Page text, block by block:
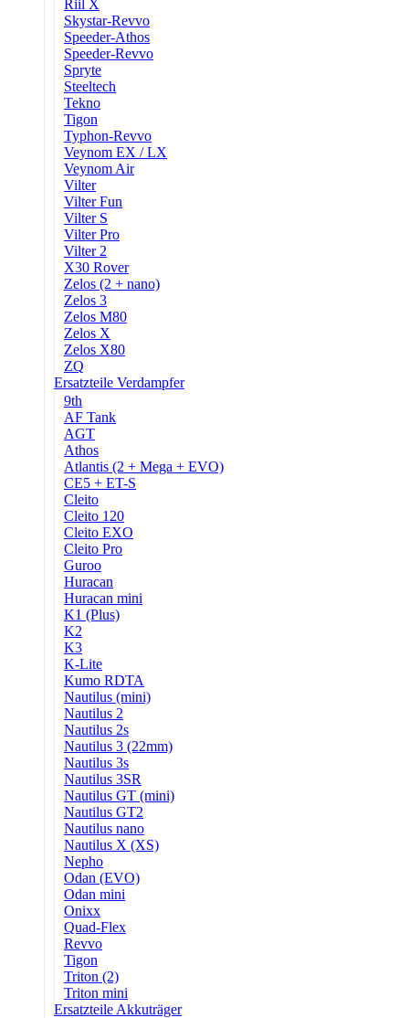
Riil X
Skystar-Revvo
Speeder-Athos
Speeder-Revvo
Spryte
Steeltech
Tekno
Tigon
Typhon-Revvo
Veynom EX / LX
Veynom Air
Vilter
Vilter Fun
Vilter S
Vilter Pro
Vilter 2
X30 Rover
Zelos (2 + nano)
Zelos 3
Zelos M80
Zelos X
Zelos X80
ZQ
Ersatzteile Verdampfer
9th
AF Tank
AGT
Athos
Atlantis (2 + Mega + EVO)
CE5 + ET-S
Cleito
Cleito 120
Cleito EXO
Cleito Pro
Guroo
Huracan
Huracan mini
K1 (Plus)
K2
K3
K-Lite
Kumo RDTA
Nautilus (mini)
Nautilus 2
Nautilus 2s
Nautilus 3 (22mm)
Nautilus 3s
Nautilus 3SR
Nautilus GT (mini)
Nautilus GT2
Nautilus nano
Nautilus X (XS)
Nepho
Odan (EVO)
Odan mini
Onixx
Quad-Flex
Revvo
Tigon
Triton (2)
Triton mini
Ersatzteile Akkuträger